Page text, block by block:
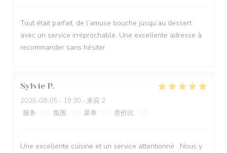
Tout était parfait, de l’amuse bouche jusqu’au dessert
avec un service irréprochable. Une excellente adresse à
recommander sans hésiter
Sylvie P
2026-08-05 - 19:30 - 来宾 2
服务 : 氛围 : 菜单 : 质价比 :
Une excellente cuisine et un service attentionné . Nous y